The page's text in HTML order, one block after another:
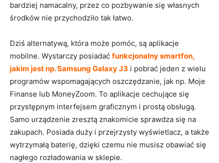
bardziej namacalny, przez co pozbywanie się własnych
środków nie przychodziło tak łatwo.
Dziś alternatywą, która może pomóc, są aplikacje
mobilne. Wystarczy posiadać funkcjonalny smartfon,
jakim jest np. Samsung Galaxy J3 i pobrać jeden z wielu
programów wspomagających oszczędzanie, jak np. Moje
Finanse lub MoneyZoom. To aplikacje cechujące się
przystępnym interfejsem graficznym i prostą obsługą.
Samo urządzenie zresztą znakomicie sprawdza się na
zakupach. Posiada duży i przejrzysty wyświetlacz, a także
wytrzymałą baterię, dzięki czemu nie musisz obawiać się
nagłego rozładowania w sklepie.